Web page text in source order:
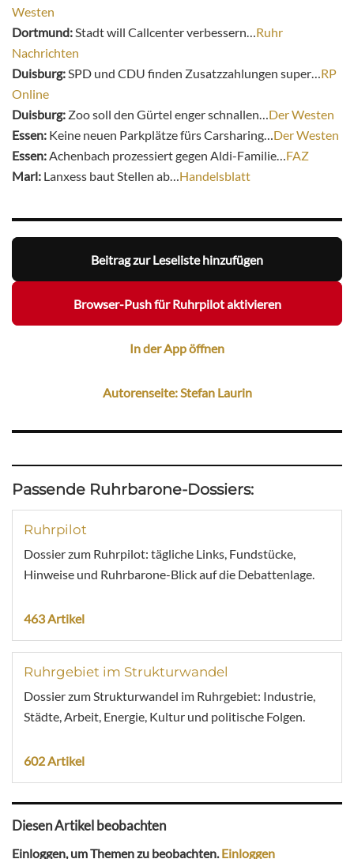
Westen
Dortmund:Stadt will Callcenter verbessern…Ruhr
Nachrichten
Duisburg:SPD und CDU finden Zusatzzahlungen super…RP
Online
Duisburg: Zoo soll den Gürtel enger schnallen…Der Westen
Essen: Keine neuen Parkplätze fürs Carsharing…Der Westen
Essen:Achenbach prozessiert gegen Aldi-Familie…FAZ
Marl: Lanxess baut Stellen ab…Handelsblatt
Beitrag zur Leseliste hinzufügen
Browser-Push für Ruhrpilot aktivieren
In der App öffnen
Autorenseite: Stefan Laurin
Passende Ruhrbarone-Dossiers:
Ruhrpilot
Dossier zum Ruhrpilot: tägliche Links, Fundstücke,
Hinweise und Ruhrbarone-Blick auf die Debattenlage.
463 Artikel
Ruhrgebiet im Strukturwandel
Dossier zum Strukturwandel im Ruhrgebiet: Industrie,
Städte, Arbeit, Energie, Kultur und politische Folgen.
602 Artikel
Diesen Artikel beobachten
Einloggen, um Themen zu beobachten.Einloggen